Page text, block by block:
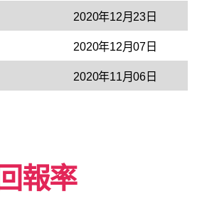
2020年12月23日
2020年12月07日
2020年11月06日
報率